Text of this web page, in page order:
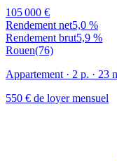
105 000 €
Rendement net5,0 %
Rendement brut5,9 %
Rouen(76)
Appartement · 2 p. · 23
550 € de loyer mensuel